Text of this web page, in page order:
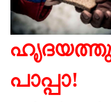
പാപ്പാ!